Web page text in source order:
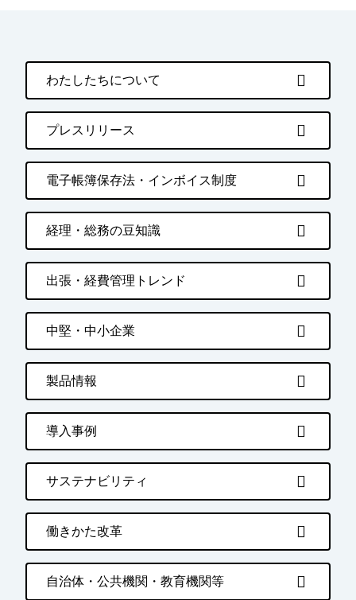
わたしたちについて
プレスリリース
電子帳簿保存法・インボイス制度
経理・総務の豆知識
出張・経費管理トレンド
中堅・中小企業
製品情報
導入事例
サステナビリティ
働きかた改革
自治体・公共機関・教育機関等